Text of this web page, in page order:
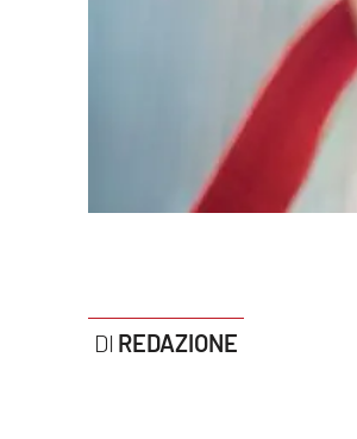
Parchi Marini CalabriaREDAZIONE